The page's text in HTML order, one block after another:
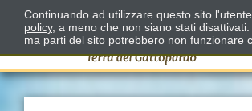
Continuando ad utilizzare questo sito
policy, a meno che non siano stati
ma parti del sito potrebbero non funzionare